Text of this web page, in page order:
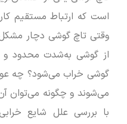
است که ارتباط مستقیم
وقتی تاچ گوشی دچار مشکل
از گوشی به‌شدت محدود و
گوشی خراب می‌شود؟ چه
می‌شوند و چگونه می‌توان
با بررسی علل شایع